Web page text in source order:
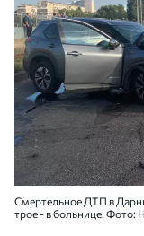
Смертельное ДТП в
трое - в больнице. Фото: